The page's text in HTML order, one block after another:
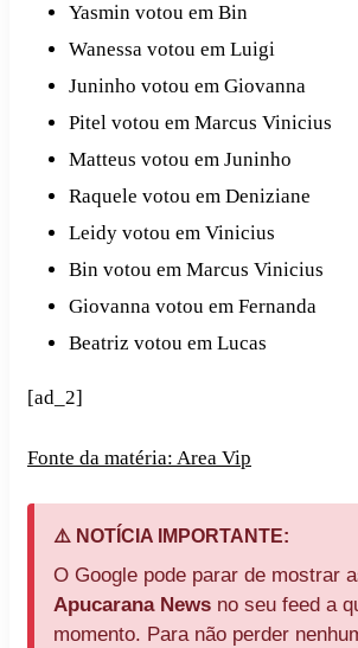
Yasmin votou em Bin
Wanessa votou em Luigi
Juninho votou em Giovanna
Pitel votou em Marcus Vinicius
Matteus votou em Juninho
Raquele votou em Deniziane
Leidy votou em Vinicius
Bin votou em Marcus Vinicius
Giovanna votou em Fernanda
Beatriz votou em Lucas
[ad_2]
Fonte da matéria: Area Vip
⚠️ NOTÍCIA IMPORTANTE:
O Google pode parar de mostrar
Apucarana News no seu feed a
momento. Para não perder